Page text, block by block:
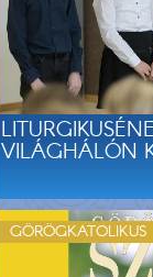
VILÁGHÁLÓN
GÖRÖGKATOLIKUS